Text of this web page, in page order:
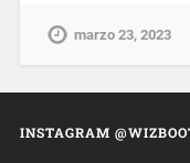
marzo 23, 2023
INSTAGRAM